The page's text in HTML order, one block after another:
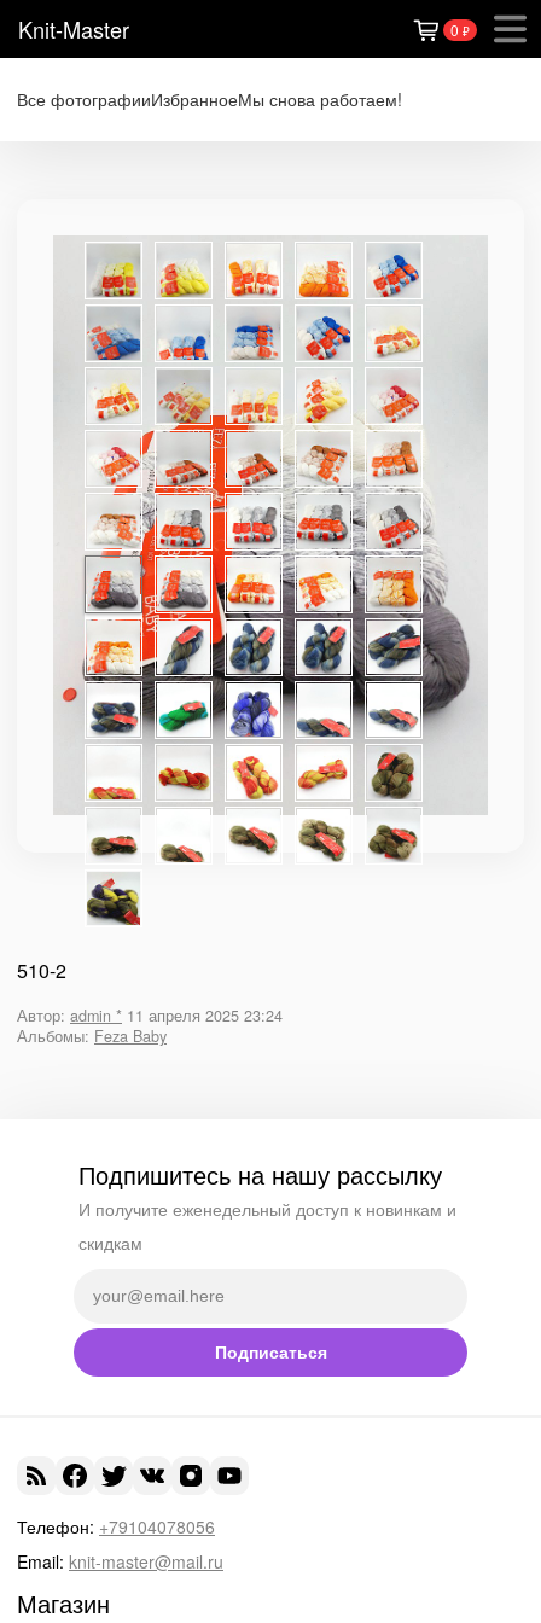
Knit-Master 0 ₽
Все фотографииИзбранноеМы снова работаем!
510-2
Автор: admin * 11 апреля 2025 23:24
Альбомы: Feza Baby
Подпишитесь на нашу рассылку
И получите еженедельный доступ к новинкам и
скидкам
Подписаться
Телефон: +79104078056
Email: knit-master@mail.ru
Магазин